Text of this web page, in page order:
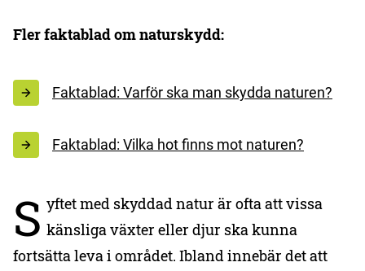
Fler faktablad om naturskydd:
Faktablad: Varför ska man skydda naturen?
Faktablad: Vilka hot finns mot naturen?
S yftet med skyddad natur är ofta att vissa
känsliga växter eller djur ska kunna
fortsätta leva i området. Ibland innebär det att